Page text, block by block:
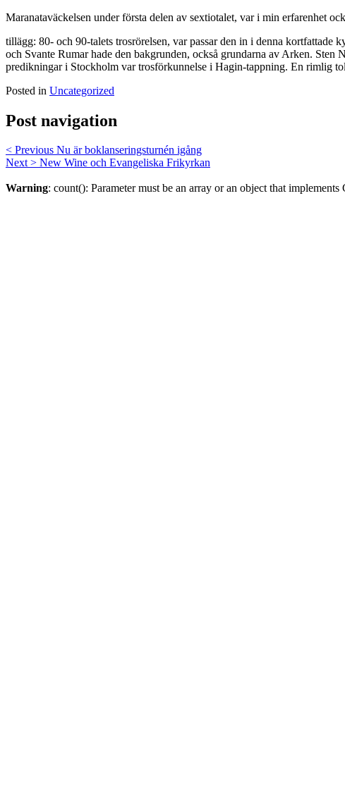
Maranataväckelsen under första delen av sextiotalet, var i min erfarenhet
tillägg: 80- och 90-talets trosrörelsen, var passar den in i denna
och Svante Rumar hade den bakgrunden, också grundarna av Arken.
predikningar i Stockholm var trosförkunnelse i Hagin-tappning. En rimlig
Posted in Uncategorized
Post navigation
< Previous Nu är boklanseringsturnén igång
Next > New Wine och Evangeliska Frikyrkan
Warning: count(): Parameter must be an array or an object that implements